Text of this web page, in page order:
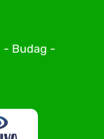
- Budag -